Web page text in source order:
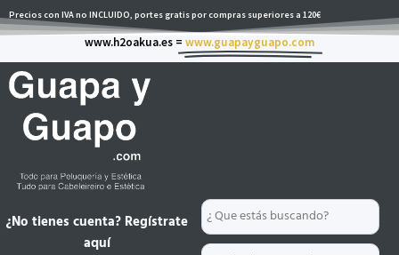
al
Precios con IVA no INCLUIDO, portes gratis por compras superiores a 120€
www.h2oakua.es = www.guapayguapo.com
Search
...
¿No tienes cuenta? Regístrate
aquí